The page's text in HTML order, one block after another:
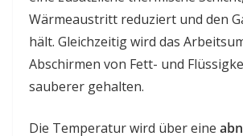
Wärmeaustritt reduziert und den
hält. Gleichzeitig wird das
Abschirmen von Fett- und
sauberer gehalten.
Die Temperatur wird über eine